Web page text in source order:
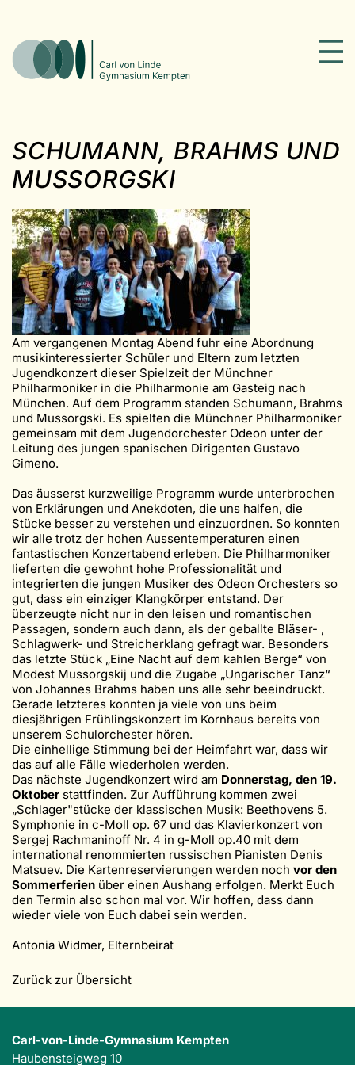
SCHUMANN, BRAHMS UND
MUSSORGSKI
Am vergangenen Montag Abend fuhr eine Abordnung
musikinteressierter Schüler und Eltern zum letzten
Jugendkonzert dieser Spielzeit der Münchner
Philharmoniker in die Philharmonie am Gasteig nach
München. Auf dem Programm standen Schumann, Brahms
und Mussorgski. Es spielten die Münchner Philharmoniker
gemeinsam mit dem Jugendorchester Odeon unter der
Leitung des jungen spanischen Dirigenten Gustavo
Gimeno.
Das äusserst kurzweilige Programm wurde unterbrochen
von Erklärungen und Anekdoten, die uns halfen, die
Stücke besser zu verstehen und einzuordnen. So konnten
wir alle trotz der hohen Aussentemperaturen einen
fantastischen Konzertabend erleben. Die Philharmoniker
lieferten die gewohnt hohe Professionalität und
integrierten die jungen Musiker des Odeon Orchesters so
gut, dass ein einziger Klangkörper entstand. Der
überzeugte nicht nur in den leisen und romantischen
Passagen, sondern auch dann, als der geballte Bläser- ,
Schlagwerk- und Streicherklang gefragt war. Besonders
das letzte Stück „Eine Nacht auf dem kahlen Berge“ von
Modest Mussorgskij und die Zugabe „Ungarischer Tanz“
von Johannes Brahms haben uns alle sehr beeindruckt.
Gerade letzteres konnten ja viele von uns beim
diesjährigen Frühlingskonzert im Kornhaus bereits von
unserem Schulorchester hören.
Die einhellige Stimmung bei der Heimfahrt war, dass wir
das auf alle Fälle wiederholen werden.
Das nächste Jugendkonzert wird am Donnerstag, den 19.
Oktober stattfinden. Zur Aufführung kommen zwei
„Schlager"stücke der klassischen Musik: Beethovens 5.
Symphonie in c-Moll op. 67 und das Klavierkonzert von
Sergej Rachmaninoff Nr. 4 in g-Moll op.40 mit dem
international renommierten russischen Pianisten Denis
Matsuev. Die Kartenreservierungen werden noch vor den
Sommerferien über einen Aushang erfolgen. Merkt Euch
den Termin also schon mal vor. Wir hoffen, dass dann
wieder viele von Euch dabei sein werden.
Antonia Widmer, Elternbeirat
Zurück zur Übersicht
Carl-von-Linde-Gymnasium Kempten
Haubensteigweg 10